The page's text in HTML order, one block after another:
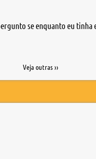
se enquanto eu
Veja outras ››